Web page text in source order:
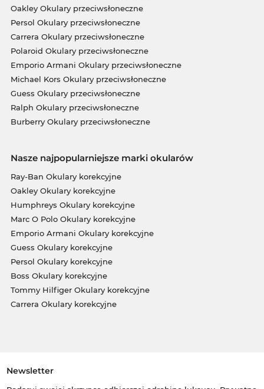
Oakley Okulary przeciwsłoneczne
Persol Okulary przeciwsłoneczne
Carrera Okulary przeciwsłoneczne
Polaroid Okulary przeciwsłoneczne
Emporio Armani Okulary przeciwsłoneczne
Michael Kors Okulary przeciwsłoneczne
Guess Okulary przeciwsłoneczne
Ralph Okulary przeciwsłoneczne
Burberry Okulary przeciwsłoneczne
Nasze najpopularniejsze marki okularów
Ray-Ban Okulary korekcyjne
Oakley Okulary korekcyjne
Humphreys Okulary korekcyjne
Marc O Polo Okulary korekcyjne
Emporio Armani Okulary korekcyjne
Guess Okulary korekcyjne
Persol Okulary korekcyjne
Boss Okulary korekcyjne
Tommy Hilfiger Okulary korekcyjne
Carrera Okulary korekcyjne
Newsletter